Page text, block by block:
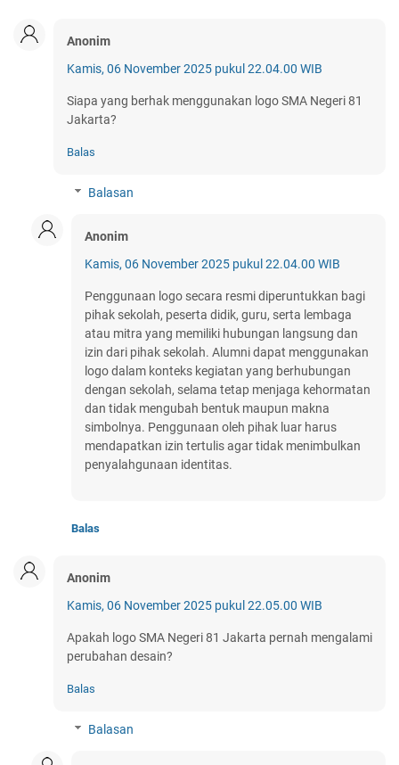
Anonim
Kamis, 06 November 2025 pukul 22.04.00 WIB
Siapa yang berhak menggunakan logo SMA Negeri 81
Jakarta?
Balas
Balasan
Anonim
Kamis, 06 November 2025 pukul 22.04.00 WIB
Penggunaan logo secara resmi diperuntukkan bagi
pihak sekolah, peserta didik, guru, serta lembaga
atau mitra yang memiliki hubungan langsung dan
izin dari pihak sekolah. Alumni dapat menggunakan
logo dalam konteks kegiatan yang berhubungan
dengan sekolah, selama tetap menjaga kehormatan
dan tidak mengubah bentuk maupun makna
simbolnya. Penggunaan oleh pihak luar harus
mendapatkan izin tertulis agar tidak menimbulkan
penyalahgunaan identitas.
Balas
Anonim
Kamis, 06 November 2025 pukul 22.05.00 WIB
Apakah logo SMA Negeri 81 Jakarta pernah mengalami
perubahan desain?
Balas
Balasan